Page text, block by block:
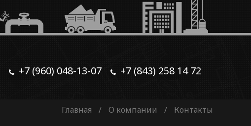
+7 (960) 048-13-07 +7 (843) 258 14 72
Главная / О компании / Контакты